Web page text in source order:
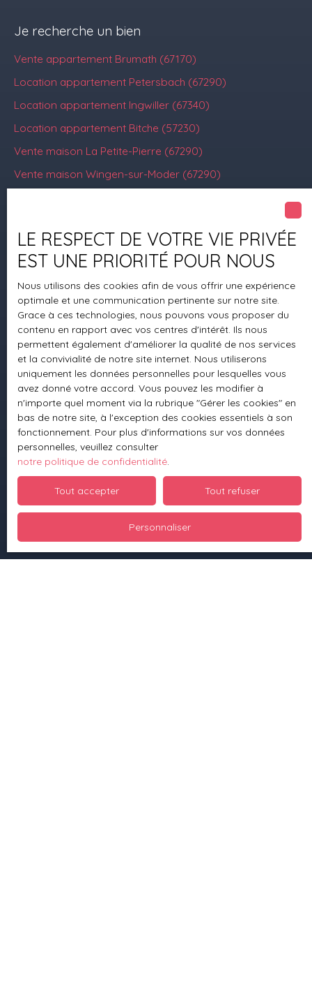
Planifier du temps avec moi
Je recherche un bien
Vente appartement Brumath (67170)
Location appartement Petersbach (67290)
Location appartement Ingwiller (67340)
Location appartement Bitche (57230)
Vente maison La Petite-Pierre (67290)
Vente maison Wingen-sur-Moder (67290)
Je suis propriétaire
Estimez votre bien
Mettre en location
Espace vendeur
Vendre avec nous
Gestion locative
Nous contacter
Informations
Nos honoraires
Mentions légales
Politique de confidentialité
Plan du site
Gérer les cookies
LE RESPECT DE VOTRE VIE PRIVÉE
EST UNE PRIORITÉ POUR NOUS
Nous utilisons des cookies afin de vous offrir une expérience
optimale et une communication pertinente sur notre site.
Grace à ces technologies, nous pouvons vous proposer du
contenu en rapport avec vos centres d'intérêt. Ils nous
permettent également d'améliorer la qualité de nos services
et la convivialité de notre site internet. Nous utiliserons
uniquement les données personnelles pour lesquelles vous
avez donné votre accord. Vous pouvez les modifier à
n'importe quel moment via la rubrique ″Gérer les cookies″ en
bas de notre site, à l'exception des cookies essentiels à son
fonctionnement. Pour plus d'informations sur vos données
personnelles, veuillez consulter
notre politique de confidentialité.
Tout accepter Tout refuser
Personnaliser